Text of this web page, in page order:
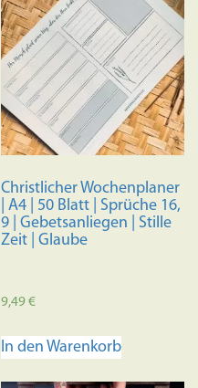
Christlicher Wochenplaner
| A4 | 50 Blatt | Sprüche 16,
9 | Gebetsanliegen | Stille
Zeit | Glaube
9,49€
In den Warenkorb